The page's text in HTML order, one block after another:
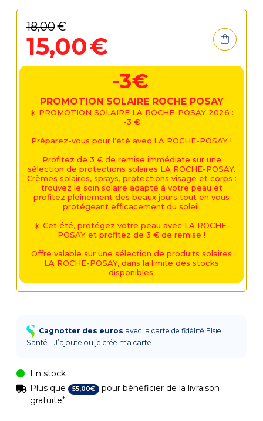
18,00€
15,00€
-3€
PROMOTION SOLAIRE ROCHE POSAY
☀️ PROMOTION SOLAIRE LA ROCHE-POSAY 2026 :
-3 €
Préparez-vous pour l’été avec LA ROCHE-POSAY !
Profitez de 3 € de remise immédiate sur une
sélection de protections solaires LA ROCHE-POSAY.
Crèmes solaires, sprays, protections visage et corps :
trouvez le soin solaire adapté à votre peau et
profitez pleinement des beaux jours tout en vous
protégeant efficacement du soleil.
☀️ Cet été, protégez votre peau avec LA ROCHE-
POSAY et profitez de 3 € de remise !
Offre valable sur une sélection de produits solaires
LA ROCHE-POSAY, dans la limite des stocks
disponibles.
Cagnotter des euros avec la carte de fidélité Elsie
Santé
J’ajoute ou je crée ma carte
En stock
Plus que
55,00€ pour bénéficier de la livraison
gratuite*